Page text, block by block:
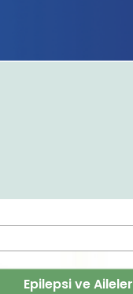
Epilepsi ve Aileler